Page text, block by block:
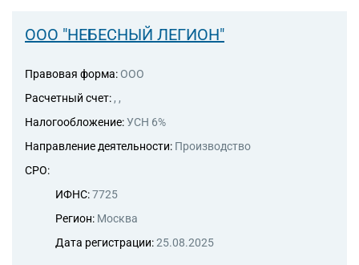
ООО "НЕБЕСНЫЙ ЛЕГИОН"
Правовая форма: ООО
Расчетный счет: , ,
Налогообложение:УСН 6%
Направление деятельности: Производство
СРО:
ИФНС:7725
Регион: Москва
Дата регистрации:25.08.2025